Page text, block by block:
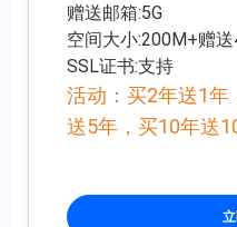
赠送邮箱:5G
空间大小:200M+赠
SSL证书:支持
活动：买2年送1年
送5年，买10年送